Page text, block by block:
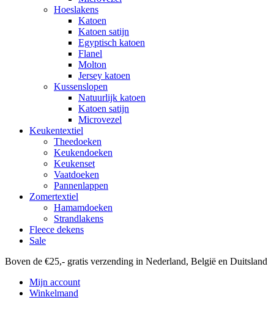
Hoeslakens
Katoen
Katoen satijn
Egyptisch katoen
Flanel
Molton
Jersey katoen
Kussenslopen
Natuurlijk katoen
Katoen satijn
Microvezel
Keukentextiel
Theedoeken
Keukendoeken
Keukenset
Vaatdoeken
Pannenlappen
Zomertextiel
Hamamdoeken
Strandlakens
Fleece dekens
Sale
Boven de €25,- gratis verzending in Nederland, België en Duitsland
Mijn account
Winkelmand